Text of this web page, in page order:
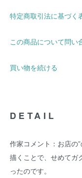
特定商取引法に基づく
この商品について問い
買い物を続ける
DETAIL
作家コメント：お店の
描くことで、せめてガ
ったのです。